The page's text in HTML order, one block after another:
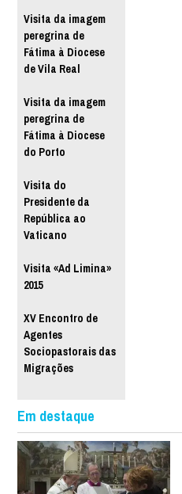
Visita da imagem
peregrina de
Fátima à Diocese
de Vila Real
Visita da imagem
peregrina de
Fátima à Diocese
do Porto
Visita do
Presidente da
República ao
Vaticano
Visita «Ad Limina»
2015
XV Encontro de
Agentes
Sociopastorais das
Migrações
Em destaque